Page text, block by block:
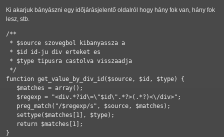
Ki akarjuk bányászni egy időjárásjelentő oldalról hogy hány fok van, hány fok
lesz, stb.
/**
* $source szovegbol kibanyassza a
* $id id-ju div erteket es
* $type tipusra castolva visszaadja
*/
function get_value_by_div_id($source, $id, $type) {
   $matches = array();
   $regexp = "<div.*?id\=\"$id\".*?>(.*?)<\/div>";
   preg_match("/$regexp/s", $source, $matches);
   settype($matches[1], $type);
   return $matches[1];
}